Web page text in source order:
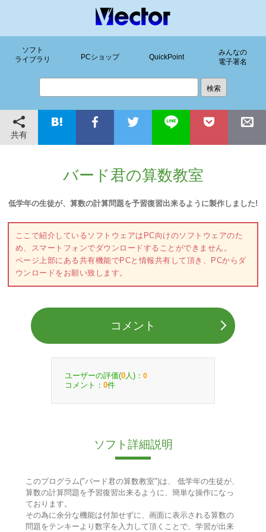
ソフト
ライブラリ
PCショップ QuickPoint
みんなの
電子署名
共有
バード君の算数教室
低学年の生徒が、算数の計算問題を予習復習出来るように製作しました!
ここで紹介しているソフトウェアはPC向けのソフトウェアのた
め、スマートフォンでダウンロードすることができません。
ページ上部にある共有機能でPCと情報共有して頂き、PCからダ
ウンロードをお願い致します。
コメント
ユーザーの評価(0 人)： 0
コメント： 0件
ソフト詳細説明
このプログラム("バード君の算数教室")は、 低学年の生徒が、
算数の計算問題を予習復習出来るように、簡単な操作になっ
ております。
その為に余分な機能は付加せずに、画面に表示される算数の
問題をテンキーより数字を入力して頂くことで、学習が出来